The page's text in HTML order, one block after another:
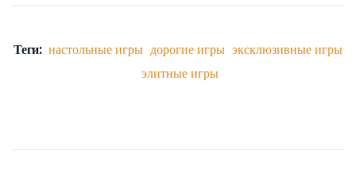
Теги: настольные игры дорогие игры эксклюзивные игры
элитные игры